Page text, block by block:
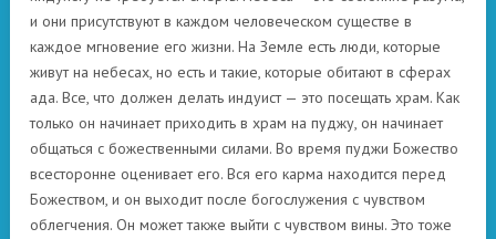
и они присутствуют в каждом человеческом существе в
каждое мгновение его жизни. На Земле есть люди, которые
живут на небесах, но есть и такие, которые обитают в сферах
ада. Все, что должен делать индуист — это посещать храм. Как
только он начинает приходить в храм на пуджу, он начинает
общаться с божественными силами. Во время пуджи Божество
всесторонне оценивает его. Вся его карма находится перед
Божеством, и он выходит после богослужения с чувством
облегчения. Он может также выйти с чувством вины. Это тоже